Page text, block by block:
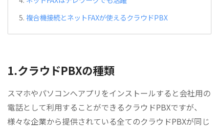
複合機接続とネットFAXが使えるクラウドPBX
1.クラウドPBXの種類
スマホやパソコンへアプリをインストールすると会社用の
電話として利用することができるクラウドPBXですが、
様々な企業から提供されている全てのクラウドPBXが同じ